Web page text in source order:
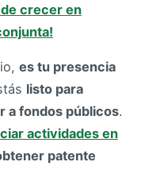
crecer en
es tu presencia
listo para
a fondos públicos.
actividades en
patente